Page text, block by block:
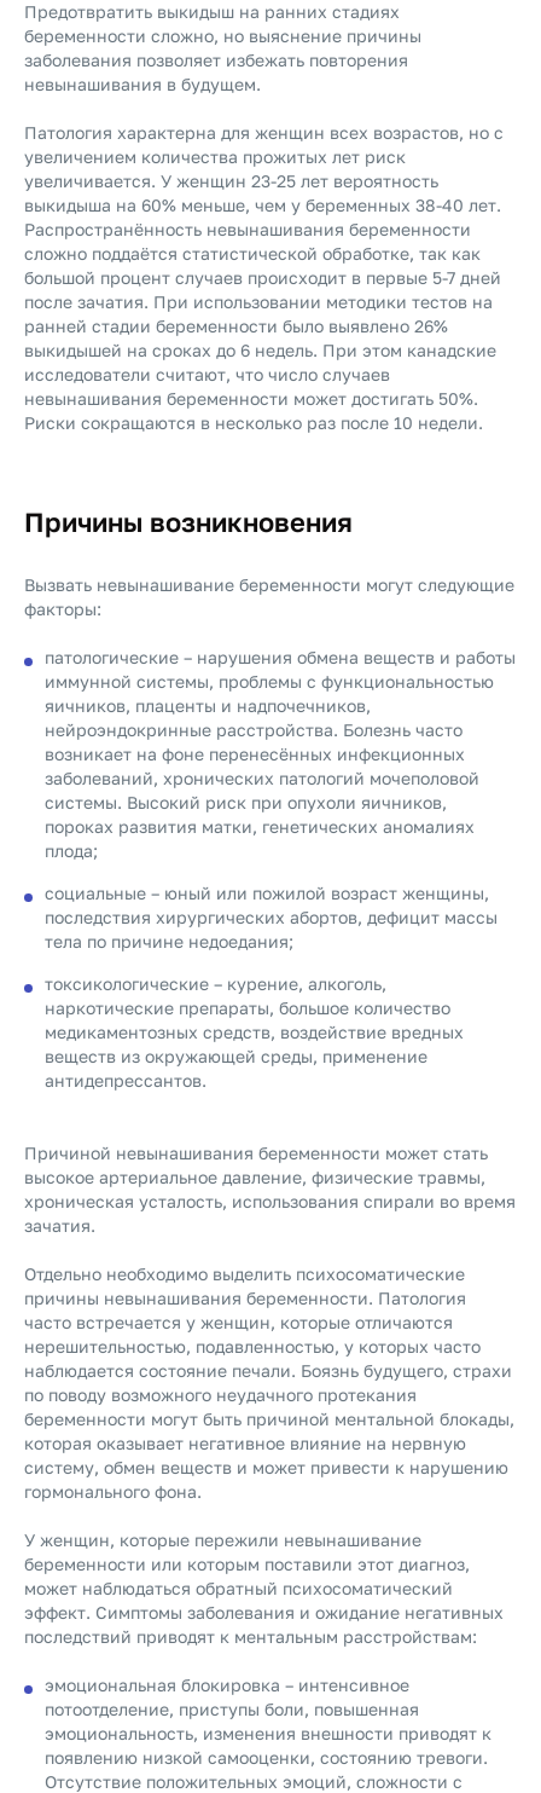
Предотвратить выкидыш на ранних стадиях
беременности сложно, но выяснение причины
заболевания позволяет избежать повторения
невынашивания в будущем.
Патология характерна для женщин всех возрастов, но с
увеличением количества прожитых лет риск
увеличивается. У женщин 23-25 лет вероятность
выкидыша на 60% меньше, чем у беременных 38-40 лет.
Распространённость невынашивания беременности
сложно поддаётся статистической обработке, так как
большой процент случаев происходит в первые 5-7 дней
после зачатия. При использовании методики тестов на
ранней стадии беременности было выявлено 26%
выкидышей на сроках до 6 недель. При этом канадские
исследователи считают, что число случаев
невынашивания беременности может достигать 50%.
Риски сокращаются в несколько раз после 10 недели.
Причины возникновения
Вызвать невынашивание беременности могут следующие
факторы:
патологические – нарушения обмена веществ и работы
иммунной системы, проблемы с функциональностью
яичников, плаценты и надпочечников,
нейроэндокринные расстройства. Болезнь часто
возникает на фоне перенесённых инфекционных
заболеваний, хронических патологий мочеполовой
системы. Высокий риск при опухоли яичников,
пороках развития матки, генетических аномалиях
плода;
социальные – юный или пожилой возраст женщины,
последствия хирургических абортов, дефицит массы
тела по причине недоедания;
токсикологические – курение, алкоголь,
наркотические препараты, большое количество
медикаментозных средств, воздействие вредных
веществ из окружающей среды, применение
антидепрессантов.
Причиной невынашивания беременности может стать
высокое артериальное давление, физические травмы,
хроническая усталость, использования спирали во время
зачатия.
Отдельно необходимо выделить психосоматические
причины невынашивания беременности. Патология
часто встречается у женщин, которые отличаются
нерешительностью, подавленностью, у которых часто
наблюдается состояние печали. Боязнь будущего, страхи
по поводу возможного неудачного протекания
беременности могут быть причиной ментальной блокады,
которая оказывает негативное влияние на нервную
систему, обмен веществ и может привести к нарушению
гормонального фона.
У женщин, которые пережили невынашивание
беременности или которым поставили этот диагноз,
может наблюдаться обратный психосоматический
эффект. Симптомы заболевания и ожидание негативных
последствий приводят к ментальным расстройствам:
эмоциональная блокировка – интенсивное
потоотделение, приступы боли, повышенная
эмоциональность, изменения внешности приводят к
появлению низкой самооценки, состоянию тревоги.
Отсутствие положительных эмоций, сложности с